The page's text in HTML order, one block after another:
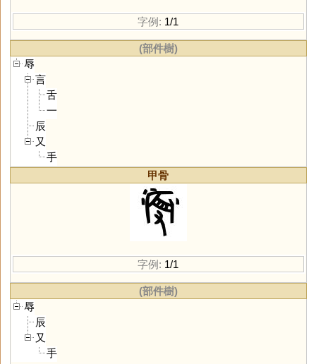
字例: 1/1
(部件樹)
辱
言
舌
一
辰
又
手
甲骨
字例: 1/1
(部件樹)
辱
辰
又
手